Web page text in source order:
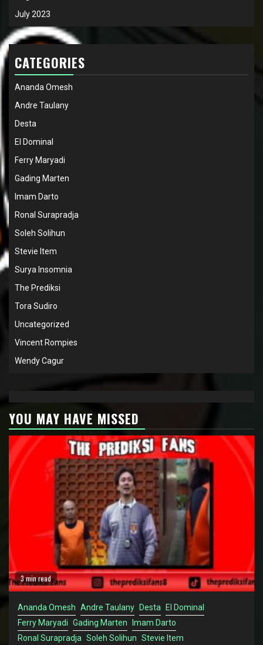
July 2023
CATEGORIES
Ananda Omesh
Andre Taulany
Desta
El Dominal
Ferry Maryadi
Gading Marten
Imam Darto
Ronal Surapradja
Soleh Solihun
Stevie Item
Surya Insomnia
The Prediksi
Tora Sudiro
Uncategorized
Vincent Rompies
Wendy Cagur
YOU MAY HAVE MISSED
3 min read
Ananda Omesh Andre Taulany Desta
El Dominal
Ferry Maryadi Gading Marten
Imam Darto
Ronal Surapradja Soleh Solihun Stevie Item